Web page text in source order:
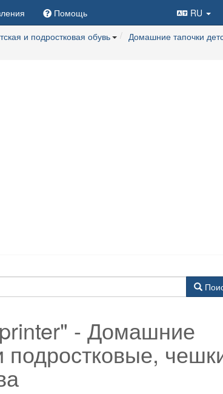
Помощь RU
и подростковая обувь
Домашние тапочки
- Домашние
подростковые,